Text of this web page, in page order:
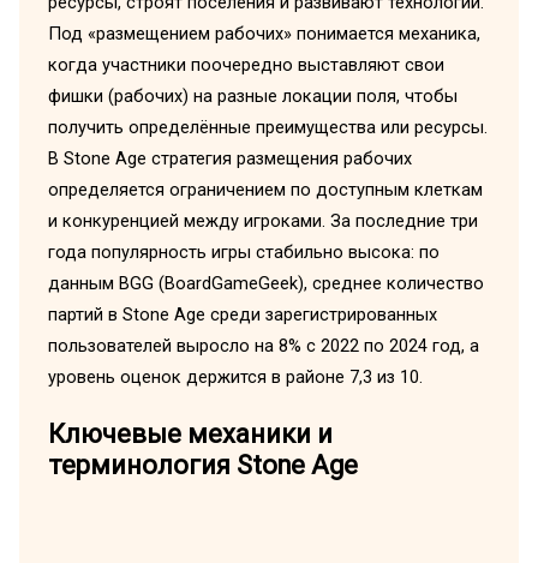
Под «размещением рабочих» понимается механика,
когда участники поочередно выставляют свои
фишки (рабочих) на разные локации поля, чтобы
получить определённые преимущества или ресурсы.
В Stone Age стратегия размещения рабочих
определяется ограничением по доступным клеткам
и конкуренцией между игроками. За последние три
года популярность игры стабильно высока: по
данным BGG (BoardGameGeek), среднее количество
партий в Stone Age среди зарегистрированных
пользователей выросло на 8% с 2022 по 2024 год, а
уровень оценок держится в районе 7,3 из 10.
Ключевые механики и
терминология Stone Age